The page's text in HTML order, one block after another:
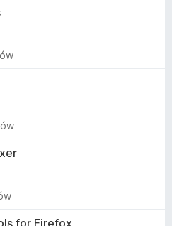
i
o
for Firefox